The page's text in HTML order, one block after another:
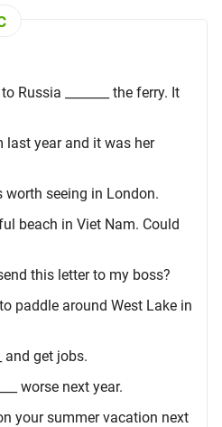
Russia _______ the ferry. It
last year and it was her
worth seeing in London.
beach in Viet Nam. Could
this letter to my boss?
paddle around West Lake in
and get jobs.
worse next year.
on your summer vacation next